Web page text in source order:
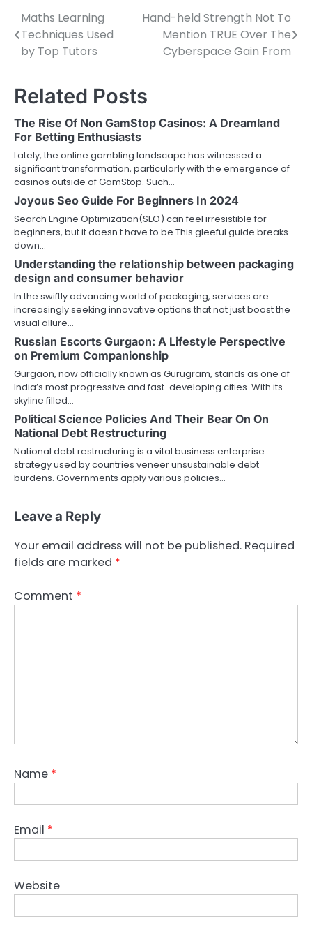
Post
navigation
Maths Learning
Techniques Used
by Top Tutors
Hand-held Strength Not To
Mention TRUE Over The
Cyberspace Gain From
Related Posts
The Rise Of Non GamStop Casinos: A Dreamland
For Betting Enthusiasts
Lately, the online gambling landscape has witnessed a
significant transformation, particularly with the emergence of
casinos outside of GamStop. Such…
Joyous Seo Guide For Beginners In 2024
Search Engine Optimization(SEO) can feel irresistible for
beginners, but it doesn t have to be This gleeful guide breaks
down…
Understanding the relationship between packaging
design and consumer behavior
In the swiftly advancing world of packaging, services are
increasingly seeking innovative options that not just boost the
visual allure…
Russian Escorts Gurgaon: A Lifestyle Perspective
on Premium Companionship
Gurgaon, now officially known as Gurugram, stands as one of
India’s most progressive and fast-developing cities. With its
skyline filled…
Political Science Policies And Their Bear On On
National Debt Restructuring
National debt restructuring is a vital business enterprise
strategy used by countries veneer unsustainable debt
burdens. Governments apply various policies…
Leave a Reply
Your email address will not be published. Required
fields are marked *
Comment *
Name *
Email *
Website